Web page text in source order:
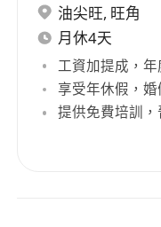
油尖旺, 旺角
月休4天
工資加提成，
享受年休假，
提供免費培訓